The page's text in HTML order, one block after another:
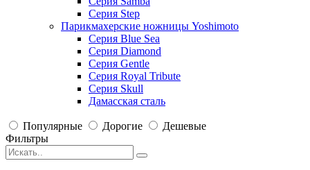
Серия Step
Парикмахерские ножницы Yoshimoto
Серия Blue Sea
Серия Diamond
Серия Gentle
Серия Royal Tribute
Серия Skull
Дамасская сталь
Популярные Дорогие
Дешевые
Фильтры